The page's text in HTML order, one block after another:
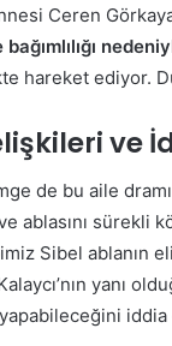
Ceren
hareket ediyor.
ve
de bu aile
ablasını sürekli
Sibel ablanın
yanı
iddia